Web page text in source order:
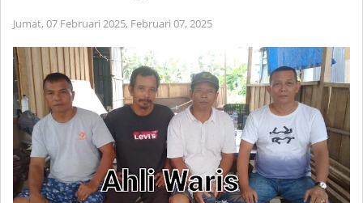
Jumat, 07 Februari 2025, Februari 07, 2025